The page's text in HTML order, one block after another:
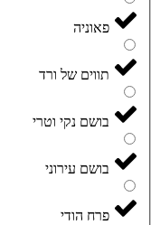
פאוניה
תווים של ורד
בושם נקי וטרי
בושם עירוני
פרח הודי